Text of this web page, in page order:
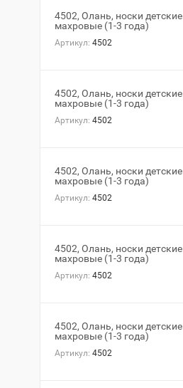
4502, Олань, носки детские
махровые (1-3 года)
Артикул: 4502
4502, Олань, носки детские
махровые (1-3 года)
Артикул: 4502
4502, Олань, носки детские
махровые (1-3 года)
Артикул: 4502
4502, Олань, носки детские
махровые (1-3 года)
Артикул: 4502
4502, Олань, носки детские
махровые (1-3 года)
Артикул: 4502